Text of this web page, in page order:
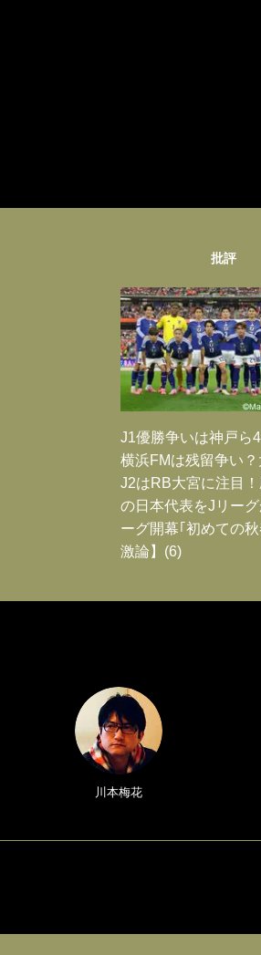
批評
J1優勝争いは神戸ら4
横浜FMは残留争い
J2はRB大宮に注目
の日本代表をJリーグ
ーグ開幕｢初めての
激論】(6)
川本梅花